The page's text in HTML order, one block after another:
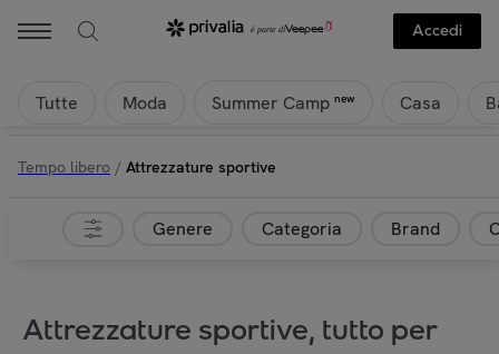
Accedi
Tutte Moda Summer Camp new Casa
Tempo libero / Attrezzature sportive
Genere Categoria Brand
Attrezzature sportive, tutto per